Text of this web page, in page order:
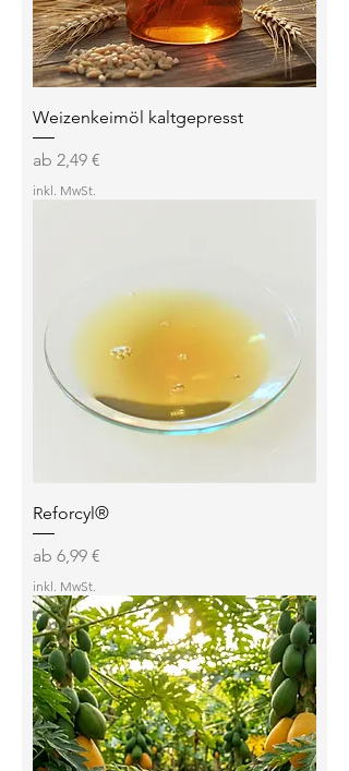
Weizenkeimöl kaltgepresst
ab 2,49 €
Sale-Preis
inkl. MwSt.
Reforcyl®
ab 6,99 €
Sale-Preis
inkl. MwSt.